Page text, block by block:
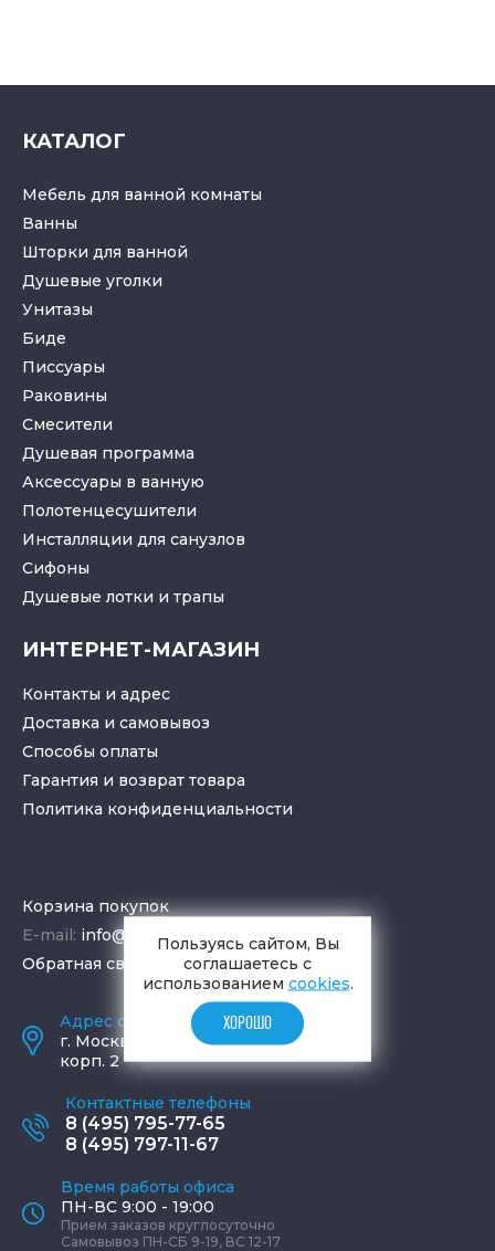
КАТАЛОГ
Мебель для ванной комнаты
Ванны
Шторки для ванной
Душевые уголки
Унитазы
Биде
Писсуары
Раковины
Смесители
Душевая программа
Аксессуары в ванную
Полотенцесушители
Инсталляции для санузлов
Cифоны
Душевые лотки и трапы
ИНТЕРНЕТ-МАГАЗИН
Контакты и адрес
Доставка и самовывоз
Способы оплаты
Гарантия и возврат товара
Политика конфиденциальности
Корзина покупок
E-mail: info@aquamir.ru
Обратная связь
Адрес салона и склада
г. Москва
ул. Шаболовка, д. 23,
корп. 2
Контактные телефоны
8 (495) 795-77-65
8 (495) 797-11-67
Время работы офиса
ПН-ВС 9:00 - 19:00
Прием заказов круглосуточно
Самовывоз ПН-СБ 9-19, ВС 12-17
Пользуясь сайтом, Вы
соглашаетесь с
использованием cookies.
ХОРОШО